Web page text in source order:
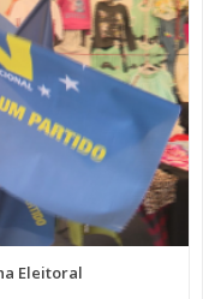
Eleitoral